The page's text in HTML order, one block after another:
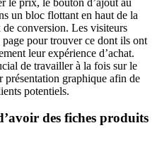
un bloc flottant en haut de la
de conversion. Les visiteurs
pour trouver ce dont ils ont
leur expérience d’achat.
de travailler à la fois sur le
graphique afin de
potentiels.
des fiches produits